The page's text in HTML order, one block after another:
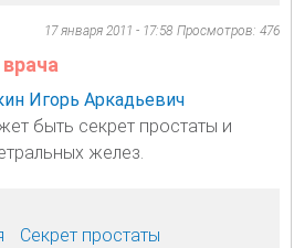
17 января 2011 - 17:58 Просмотров: 476
Игорь Аркадьевич
быть секрет простаты и
желез.
Секрет простаты